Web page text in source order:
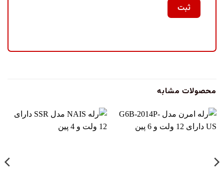
محصولات مشابه